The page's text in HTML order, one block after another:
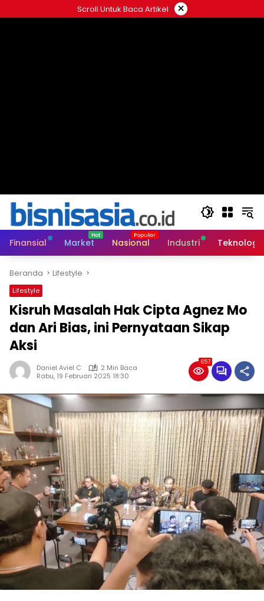
ke
Scroll Untuk Baca Artikel ×
Finansial Market Nasional Industri Teknologi
Beranda Lifestyle
Lifestyle
Kisruh Masalah Hak Cipta Agnez Mo
dan Ari Bias, ini Pernyataan Sikap
Aksi
Daniel Aviel C
2 Min Baca
Rabu, 19 Februari 2025 18:30
657